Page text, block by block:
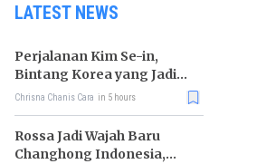
LATEST NEWS
Perjalanan Kim Se-in,
Bintang Korea yang Jadi
Kurir Makanan
Chrisna Chanis Cara in 5 hours
Rossa Jadi Wajah Baru
Changhong Indonesia,